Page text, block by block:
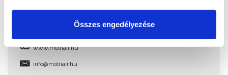
Összes engedélyezése
www.molnair.hu
info@molnair.hu